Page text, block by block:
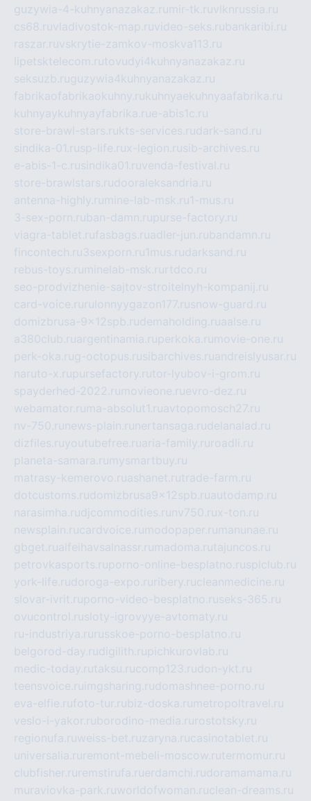
guzywia-4-kuhnyanazakaz.ru mir-tk.ruvlknrussia.ru
cs68.ruvladivostok-map.ruvideo-seks.rubankaribi.ru
raszar.ruvskrytie-zamkov-moskva113.ru
lipetsktelecom.rutovudyi4kuhnyanazakaz.ru
seksuzb.ruguzywia4kuhnyanazakaz.ru
fabrikaofabrikaokuhny.rukuhnyaekuhnyaafabrika.ru
kuhnyaykuhnyayfabrika.rue-abis1c.ru
store-brawl-stars.rukts-services.rudark-sand.ru
sindika-01.rusp-life.rux-legion.rusib-archives.ru
e-abis-1-c.rusindika01.ruvenda-festival.ru
store-brawlstars.rudooraleksandria.ru
antenna-highly.ru mine-lab-msk.ru1-mus.ru
3-sex-porn.ruban-damn.rupurse-factory.ru
viagra-tablet.rufasbags.ruadler-jun.rubandamn.ru
fincontech.ru3sexporn.ru1mus.rudarksand.ru
rebus-toys.ru minelab-msk.ru rtdco.ru
seo-prodvizhenie-sajtov-stroitelnyh-kompanij.ru
card-voice.ru rulonnyygazon177.rusnow-guard.ru
domizbrusa-9x12spb.rudemaholding.ruaalse.ru
a380club.ruargentinamia.ruperkoka.ru movie-one.ru
perk-oka.rug-octopus.rusibarchives.ruandreislyusar.ru
naruto-x.rupursefactory.rutor-lyubov-i-grom.ru
spayderhed-2022.ru movieone.ruevro-dez.ru
webamator.ru ma-absolut1.ruavtopomosch27.ru
nv-750.ru news-plain.ru nertansaga.rudelanalad.ru
dizfiles.ruyoutubefree.ruaria-family.ru roadli.ru
planeta-samara.ru mysmartbuy.ru
matrasy-kemerovo.ruashanet.rutrade-farm.ru
dotcustoms.rudomizbrusa9x12spb.ruautodamp.ru
narasimha.rudjcommodities.ru nv750.rux-ton.ru
newsplain.rucardvoice.ru modopaper.ru manunae.ru
gbget.rualfeihavsalnassr.ru madoma.rutajuncos.ru
petrovkasports.ruporno-online-besplatno.rusplclub.ru
york-life.rudoroga-expo.ru ribery.rucleanmedicine.ru
slovar-ivrit.ruporno-video-besplatno.ruseks-365.ru
ovucontrol.rusloty-igrovyye-avtomaty.ru
ru-industriya.ru russkoe-porno-besplatno.ru
belgorod-day.rudigilith.rupichkurovlab.ru
medic-today.rutaksu.rucomp123.rudon-ykt.ru
teensvoice.ru imgsharing.rudomashnee-porno.ru
eva-elfie.rufoto-tur.rubiz-doska.ru metropoltravel.ru
veslo-i-yakor.ruborodino-media.ru rostotsky.ru
regionufa.ruweiss-bet.ruzaryna.rucasinotablet.ru
universalia.ru remont-mebeli-moscow.rutermomur.ru
clubfisher.ru remstirufa.ruerdamchi.rudoramamama.ru
muraviovka-park.ruworldofwoman.ruclean-dreams.ru